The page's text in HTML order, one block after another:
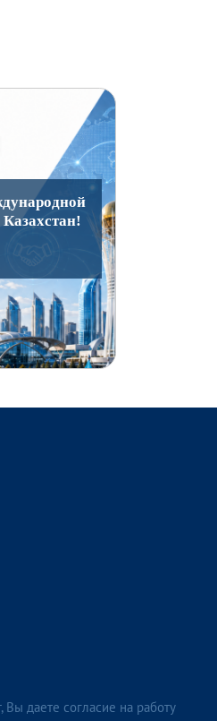
даете согласие на работу